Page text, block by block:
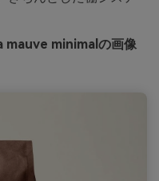
mauve minimalの画像